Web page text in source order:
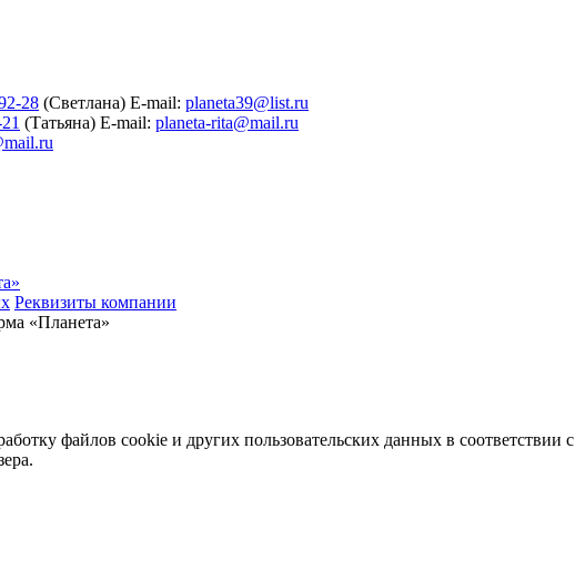
28 (Светлана) E-mail: planeta39@list.ru
(Татьяна) E-mail: planeta-rita@mail.ru
Реквизиты компании
«Планета»
файлов cookie и других пользовательских данных в соответствии с